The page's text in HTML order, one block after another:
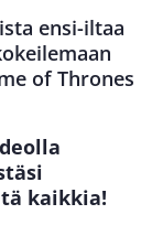
ensi-iltaa
of Thrones
kaikkia!